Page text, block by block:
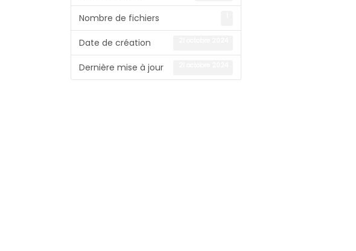
Nombre de fichiers
Date de création
Dernière mise à jour